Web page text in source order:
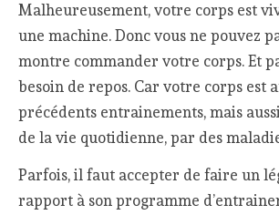
Malheureusement, votre corps est
une machine. Donc vous ne pouvez
montre commander votre corps. Et
besoin de repos. Car votre corps est
précédents entrainements, mais
de la vie quotidienne, par des
Parfois, il faut accepter de faire un
rapport à son programme